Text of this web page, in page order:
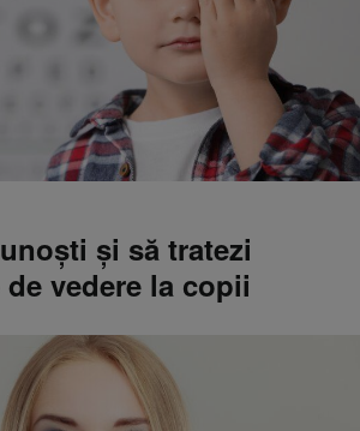
și să tratezi
vedere la copii